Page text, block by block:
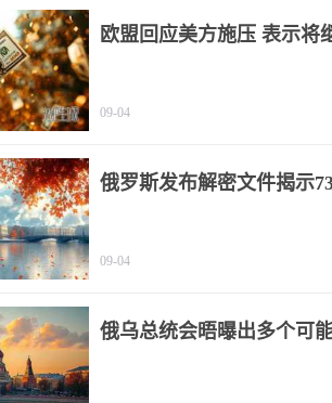
欧盟回应美方施压 表示将
09-04
俄罗斯发布解密文件揭示
09-04
俄乌总统会晤曝出多个可